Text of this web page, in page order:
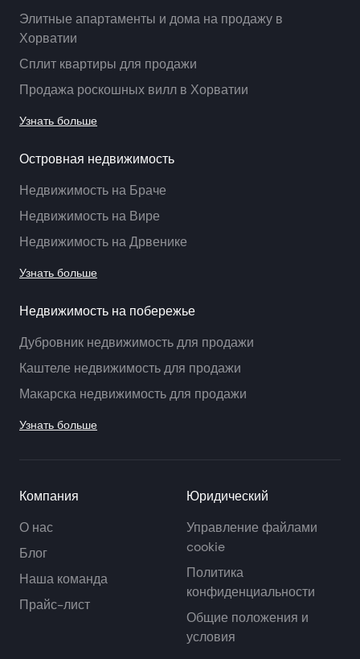
Элитные апартаменты и дома на продажу в
Хорватии
Сплит квартиры для продажи
Продажа роскошных вилл в Хорватии
Узнать больше
Островная недвижимость
Недвижимость на Браче
Недвижимость на Вире
Недвижимость на Дрвенике
Узнать больше
Недвижимость на побережье
Дубровник недвижимость для продажи
Каштеле недвижимость для продажи
Макарска недвижимость для продажи
Узнать больше
Компания
О нас
Блог
Наша команда
Прайс-лист
Юридический
Управление файлами
cookie
Политика
конфиденциальности
Общие положения и
условия